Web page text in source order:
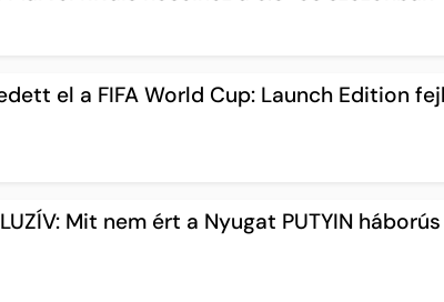
el a FIFA World Cup: Launch Edition
Mit nem ért a Nyugat PUTYIN háborús